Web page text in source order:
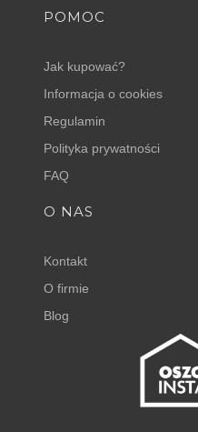
POMOC
Jak kupować?
Informacja o cookies
Regulamin
Polityka prywatności
FAQ
O NAS
Kontakt
O firmie
Blog